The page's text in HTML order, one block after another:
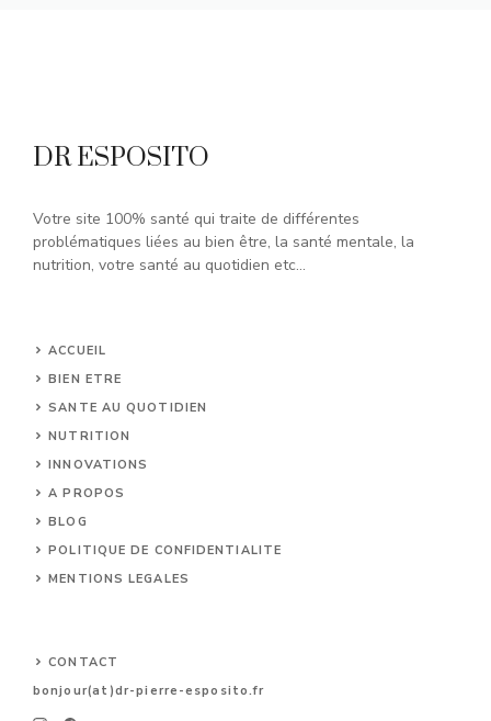
DR ESPOSITO
Votre site 100% santé qui traite de différentes
problématiques liées au bien être, la santé mentale, la
nutrition, votre santé au quotidien etc...
ACCUEIL
BIEN ETRE
SANTE AU QUOTIDIEN
NUTRITION
INNOVATIONS
A PROPOS
BLOG
POLITIQUE DE CONFIDENTIALITE
MENTIONS LEGALES
CONTACT
bonjour(at)dr-pierre-esposito.fr